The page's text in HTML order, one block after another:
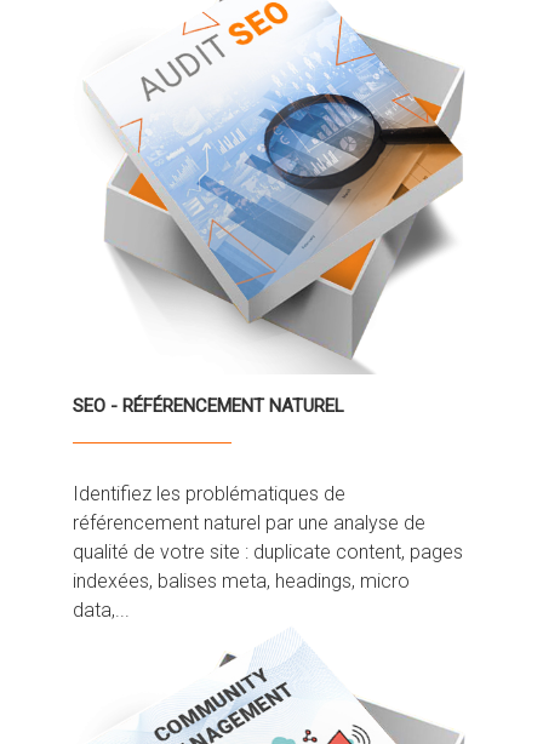
SEO - RÉFÉRENCEMENT NATUREL
Identifiez les problématiques de
référencement naturel par une analyse de
qualité de votre site : duplicate content, pages
indexées, balises meta, headings, micro
data,...